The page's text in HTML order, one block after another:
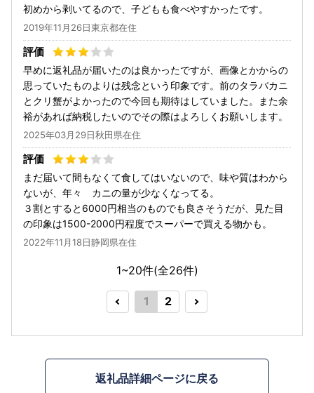
初めから剥いてるので、子どもも食べやすかったです。
2019年11月26日東京都在住
早めに返礼品が届いたのは良かったですが、画像とかからの
思っていたものよりは残念という印象です。前のタラバカニ
とクリ蟹がよかったので今回も期待はしていました。また余
裕があれば納税したいのでその際はよろしくお願いします。
2025年03月29日秋田県在住
まだ届いて間もなくて食してはいないので、味や質はわから
ないが、年々 カニの量が少なくなってる。
３割とすると6000円相当のものでも良さそうだが、見た目
の印象は1500-2000円程度でスーパーで買える物かも。
2022年11月18日静岡県在住
1~20件(全26件)
1 2
返礼品詳細ページに戻る